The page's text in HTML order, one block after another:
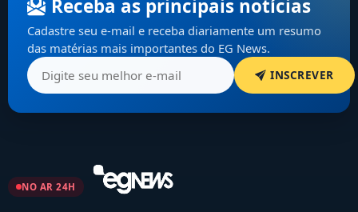
Receba as principais notícias
Cadastre seu e-mail e receba diariamente um resumo
das matérias mais importantes do EG News.
INSCREVER
NO AR 24H